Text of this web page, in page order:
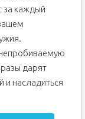
за каждый
дарят
и насладиться